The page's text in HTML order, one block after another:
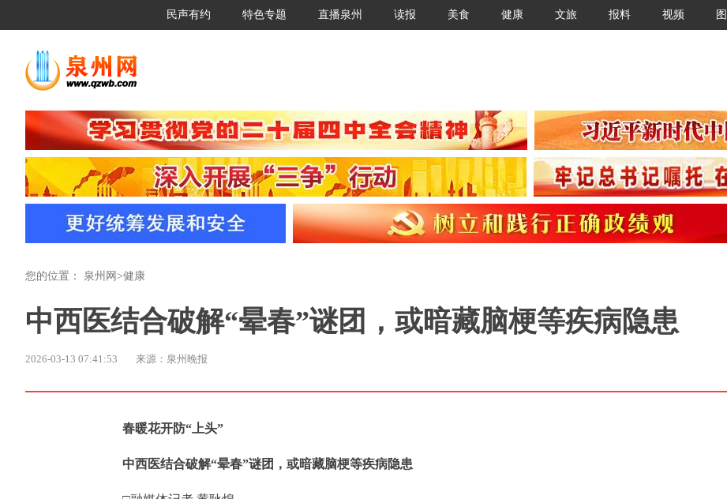
民声有约 特色专题 直播泉州 读报 美食 健康 文旅 报料 视频
您的位置： 泉州网 >健康
中西医结合破解“晕春”谜团，或暗藏脑梗等疾病隐患
2026-03-13 07:41:53 来源：泉州晚报
春暖花开防“上头”
中西医结合破解“晕春”谜团，或暗藏脑梗等疾病隐患